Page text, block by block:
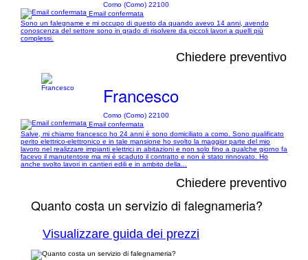
Como (Como) 22100
Email confermata
Sono un falegname e mi occupo di questo da quando avevo 14 anni, avendo
conoscenza del settore sono in grado di risolvere da piccoli lavori a quelli più
complessi.
Chiedere preventivo
Francesco
Como (Como) 22100
Email confermata
Salve, mi chiamo francesco ho 24 anni è sono domiciliato a como. Sono qualificato
perito elettrico-elettronico e in tale mansione ho svolto la maggior parte del mio
lavoro nel realizzare impianti elettrici in abitazioni e non solo fino a qualche giorno fa
facevo il manutentore ma mi è scaduto il contratto e non è stato rinnovato. Ho
anche svolto lavori in cantieri edili e in ambito della...
Chiedere preventivo
Quanto costa un servizio di falegnameria?
Visualizzare guida dei prezzi